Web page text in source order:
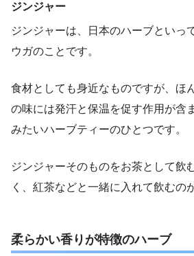
ジンジャー
ジンジャーは、日本のハーブといっ
ウガのことです。
食材としても身近なものですが、ほ
の味には発汗と保温を促す作用が含
みたいハーブティーのひとつです。
ジンジャーそのものをお茶として飲
く、紅茶などと一緒に入れて飲むの
柔らかい香りが特徴のハーブ